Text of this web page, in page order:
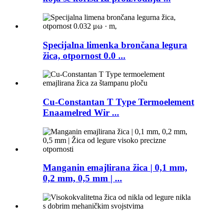
Specijalna limenka brončana legura
žica, otpornost 0.0 ...
Cu-Constantan T Type Termoelement
Enaamelred Wir ...
Manganin emajlirana žica | 0,1 mm,
0,2 mm, 0,5 mm | ...